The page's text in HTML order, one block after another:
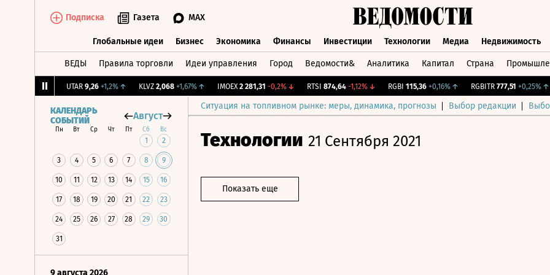
Подписка Газета MAX
Глобальные идеи Бизнес Экономика Финансы Инвестиции Технологии Медиа Недвижимость
ВЕДЫ Правила торговли Идеи управления Город Ведомости& Аналитика Капитал Страна
UTAR 9,26 +1,2%↑ KLVZ 2,068 +1,67%↑ IMOEX 2 281,31 -0,2%↓ RTSI 874,64 -1,12%↓ RGBI 115,36 +0,16%↑ RGBITR 777,51 +0,25%↑
Ситуация на топливном рынке: меры, динамика, прогнозы Выбор редакции
КАЛЕНДАРЬ
СОБЫТИЙ
Август
Пн Вт Ср Чт Пт Сб Вс
1 2
3 4 5 6 7 8 9
10 11 12 13 14 15 16
17 18 19 20 21 22 23
24 25 26 27 28 29 30
31
9 августа 2026
Технологии 21 Сентября 2021
Показать еще